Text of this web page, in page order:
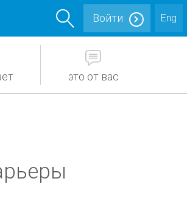
Eng
Войти
это от вас